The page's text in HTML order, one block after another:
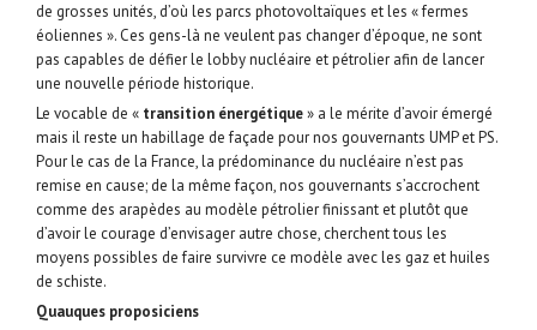
de grosses unités, d’où les parcs photovoltaïques et les « fermes
éoliennes ». Ces gens-là ne veulent pas changer d’époque, ne sont
pas capables de défier le lobby nucléaire et pétrolier afin de lancer
une nouvelle période historique.
Le vocable de « transition énergétique» a le mérite d’avoir émergé
mais il reste un habillage de façade pour nos gouvernants UMP et PS.
Pour le cas de la France, la prédominance du nucléaire n’est pas
remise en cause; de la même façon, nos gouvernants s’accrochent
comme des arapèdes au modèle pétrolier finissant et plutôt que
d’avoir le courage d’envisager autre chose, cherchent tous les
moyens possibles de faire survivre ce modèle avec les gaz et huiles
de schiste.
Quauques proposiciens